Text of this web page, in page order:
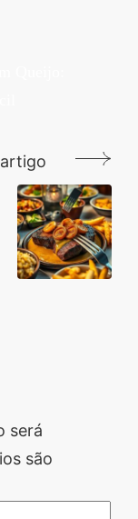
será
são